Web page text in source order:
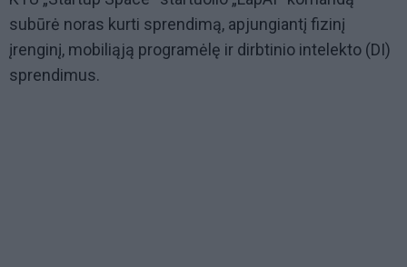
subūrė noras kurti sprendimą, apjungiantį fizinį
įrenginį, mobiliąją programėlę ir dirbtinio intelekto (DI)
sprendimus.